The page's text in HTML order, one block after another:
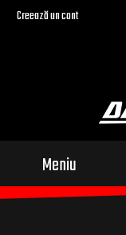
Creează un cont
Meniu